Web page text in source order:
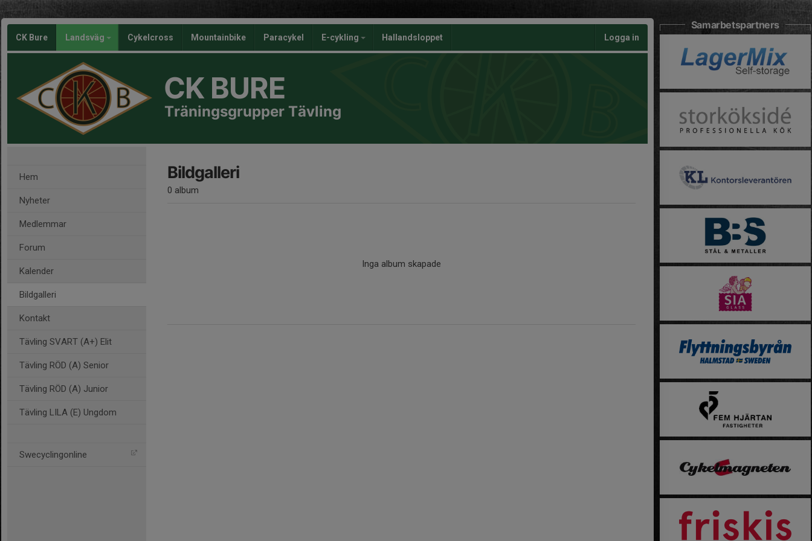
CK Bure Landsväg Cykelcross Mountainbike Paracykel E-cykling Hallandsloppet Logga in
CK BURE
Träningsgrupper Tävling
Hem
Nyheter
Medlemmar
Forum
Kalender
Bildgalleri
Kontakt
Tävling SVART (A+) Elit
Tävling RÖD (A) Senior
Tävling RÖD (A) Junior
Tävling LILA (E) Ungdom
Swecyclingonline
Bildgalleri
0 album
Inga album skapade
Samarbetspartners